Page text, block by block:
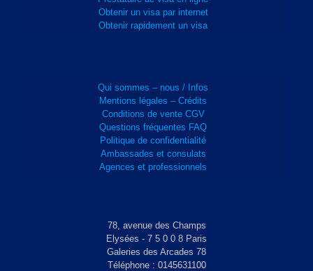
Obtenir un visa par internet
Obtenir rapidement un visa
Qui sommes – nous / Infos
Mentions légales – Crédits
Conditions de vente CGV
Questions fréquentes FAQ
Politique de confidentialité
Ambassades et consulats
Agences et professionnels
78, avenue des Champs
Elysées - 7 5 0 0 8 Paris
Galeries des Arcades 78
Téléphone : 0145631100